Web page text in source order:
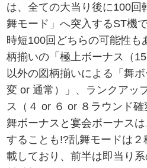
は、全ての大当り後に100回
舞モード」へ突入するST機
時短100回どちらの可能性も
柄揃いの「極上ボーナス（
以外の図柄揃いによる「舞
変 or 通常）」、ランクアッ
ス（４ or ６ or ８ラウンド確
舞ボーナスと宴会ボーナス
することも!?乱舞モードは
載しており、前半は即当り